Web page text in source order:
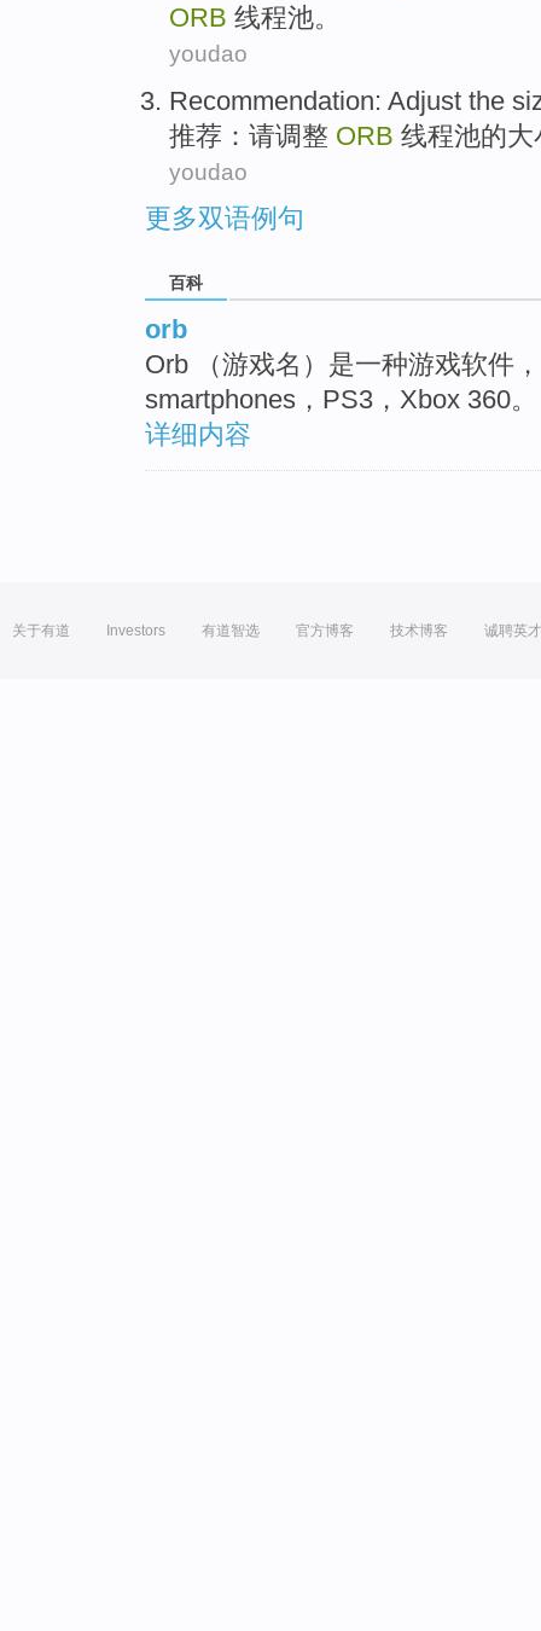
ORB 线程池。
youdao
Recommendation: Adjust the
推荐 ： 请调整 ORB 线程池的大
youdao
更多双语例句
百科
orb
Orb （游戏名）是一种游戏软件
smartphones，PS3，Xbox 360。
详细内容
关于有道 Investors 有道智选 官方博客 技术博客 诚聘英才